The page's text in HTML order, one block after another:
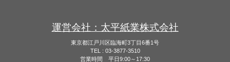
運営会社：太平紙業株式会社
東京都江戸川区臨海町3丁目6番1号
TEL : 03-3877-3510
営業時間 平日9:00～17:30